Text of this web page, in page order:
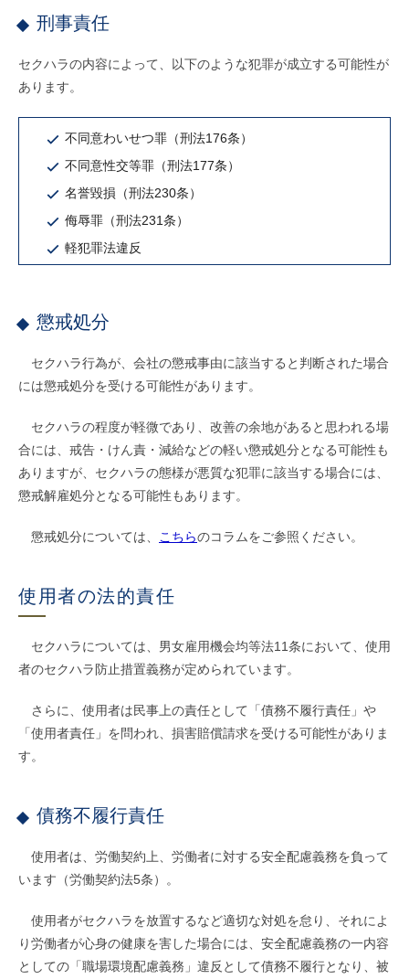
刑事責任
セクハラの内容によって、以下のような犯罪が成立する可能性が
あります。
不同意わいせつ罪（刑法176条）
不同意性交等罪（刑法177条）
名誉毀損（刑法230条）
侮辱罪（刑法231条）
軽犯罪法違反
懲戒処分
セクハラ行為が、会社の懲戒事由に該当すると判断された場合
には懲戒処分を受ける可能性があります。
セクハラの程度が軽微であり、改善の余地があると思われる場
合には、戒告・けん責・減給などの軽い懲戒処分となる可能性も
ありますが、セクハラの態様が悪質な犯罪に該当する場合には、
懲戒解雇処分となる可能性もあります。
懲戒処分については、 こちらのコラムをご参照ください。
使用者の法的責任
セクハラについては、男女雇用機会均等法11条において、使用
者のセクハラ防止措置義務が定められています。
さらに、使用者は民事上の責任として「債務不履行責任」や
「使用者責任」を問われ、損害賠償請求を受ける可能性がありま
す。
債務不履行責任
使用者は、労働契約上、労働者に対する安全配慮義務を負って
います（労働契約法5条）。
使用者がセクハラを放置するなど適切な対処を怠り、それによ
り労働者が心身の健康を害した場合には、安全配慮義務の一内容
としての「職場環境配慮義務」違反として債務不履行となり、被